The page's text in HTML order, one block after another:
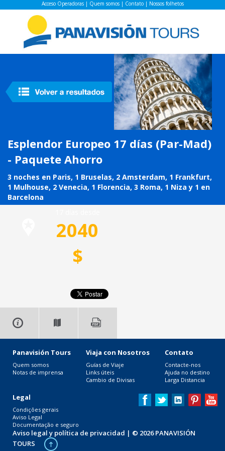
Acceso Operadoras| Quem somos| Contato| Nossos folhetos
Esplendor Europeo 17 días (Par-Mad)
- Paquete Ahorro
3 noches en Paris, 1 Bruselas, 2 Amsterdam, 1 Frankfurt,
1 Mulhouse, 2 Venecia, 1 Florencia, 3 Roma, 1 Niza y 1 en
Barcelona
2040
$
Panavisión Tours
Quem somos
Notas de imprensa
Viaja con Nosotros
Guías de Viaje
Links úteis
Cambio de Divisas
Contato
Contacte-nos
Ajuda no destino
Larga Distancia
Legal
Condições gerais
Aviso Legal
Documentação e seguro
Aviso legal y política de privacidad | © 2026 PANAVISIÓN
TOURS